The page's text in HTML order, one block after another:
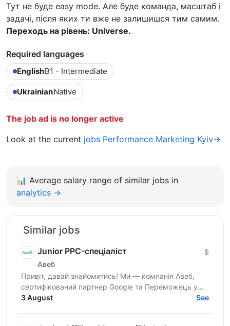
Тут не буде easy mode. Але буде команда, масштаб і
задачі, після яких ти вже не залишишся тим самим.
Переходь на рівень: Universe.
Required languages
EnglishB1 - Intermediate
UkrainianNative
The job ad is no longer active
Look at the current jobs Performance Marketing Kyiv→
📊 Average salary range of similar jobs in
analytics →
Similar jobs
Junior PPC-спеціаліст
Авеб
$
Привіт, давай знайомитись! Ми — компанія Авеб,
сертифікований партнер Google та Переможець у
номінації Search Innovation Google Premier Partner
3 August See